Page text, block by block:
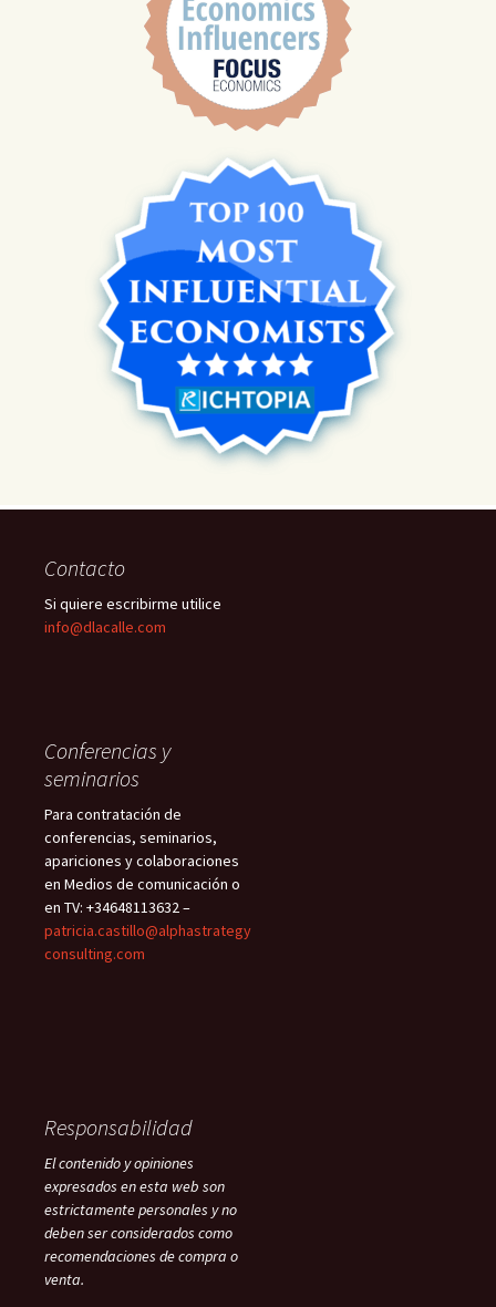
Contacto
Si quiere escribirme utilice
info@dlacalle.com
Conferencias y
seminarios
Para contratación de
conferencias, seminarios,
apariciones y colaboraciones
en Medios de comunicación o
en TV: +34648113632 –
patricia.castillo@alphastrategy
consulting.com
Responsabilidad
El contenido y opiniones
expresados en esta web son
estrictamente personales y no
deben ser considerados como
recomendaciones de compra o
venta.